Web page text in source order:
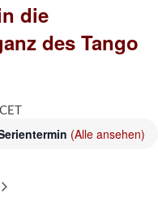
die
des Tango
CET
(Alle ansehen)